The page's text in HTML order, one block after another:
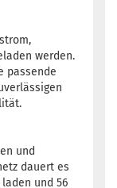
werden.
passende
und
dauert es
und 56